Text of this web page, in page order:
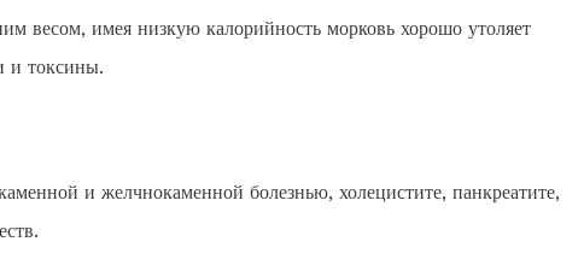
весом, имея низкую калорийность морковь хорошо утоляет
и токсины.
и желчнокаменной болезнью, холецистите, панкреатите,